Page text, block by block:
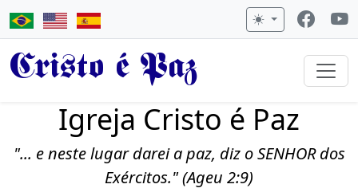
Cristo é Paz
Igreja Cristo é Paz
"... e neste lugar darei a paz, diz o SENHOR dos
Exércitos." (Ageu 2:9)